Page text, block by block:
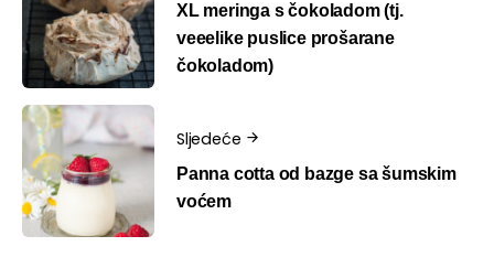
XL meringa s čokoladom (tj.
veeelike puslice prošarane
čokoladom)
Sljedeće
Panna cotta od bazge sa šumskim
voćem